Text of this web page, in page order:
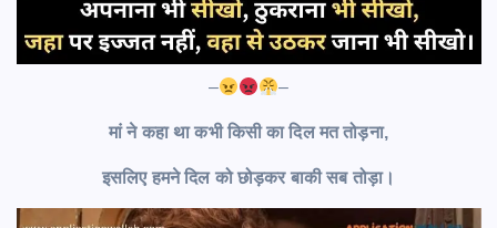
– –
मां ने कहा था कभी किसी का दिल मत तोड़ना,
इसलिए हमने दिल को छोड़कर बाकी सब तोड़ा।